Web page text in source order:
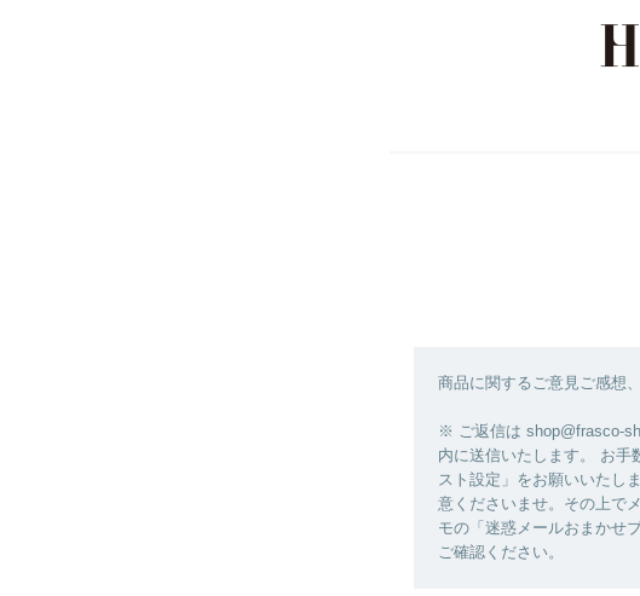
商品に関するご意見ご感想
※ ご返信は shop@frasco-
内に送信いたします。 お手
スト設定」をお願いいたし
意くださいませ。その上で
モの「迷惑メールおまかせ
ご確認ください。